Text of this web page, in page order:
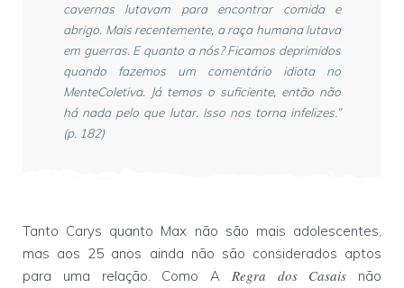
cavernas lutavam para encontrar comida e
abrigo. Mais recentemente, a raça humana lutava
em guerras. E quanto a nós? Ficamos deprimidos
quando fazemos um comentário idiota no
MenteColetiva. Já temos o suficiente, então não
há nada pelo que lutar. Isso nos torna infelizes.”
(p. 182)
Tanto Carys quanto Max não são mais adolescentes,
mas aos 25 anos ainda não são considerados aptos
para uma relação. Como A Regra dos Casais não